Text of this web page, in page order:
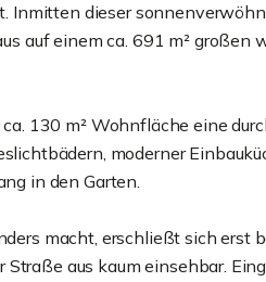
Inmitten dieser
auf einem ca. 691 m² großen
130 m² Wohnfläche eine
moderner
in den Garten.
macht, erschließt sich erst
Straße aus kaum einsehbar.